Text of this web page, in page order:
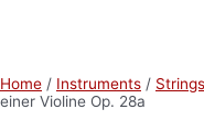
Home / Instruments / Strings
einer Violine Op. 28a